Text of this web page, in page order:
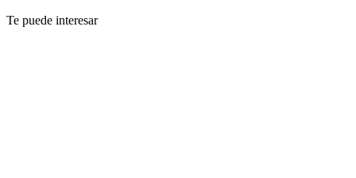
Te puede interesar